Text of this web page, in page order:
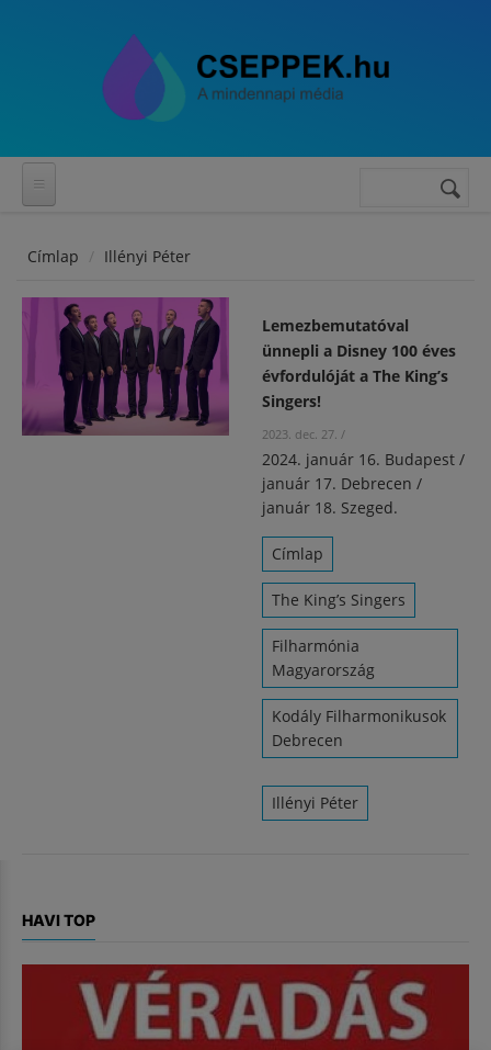
Keresés
Címlap Illényi Péter
Lemezbemutatóval
ünnepli a Disney 100 éves
évfordulóját a The King’s
Singers!
2023. dec. 27. /
2024. január 16. Budapest /
január 17. Debrecen /
január 18. Szeged.
Címlap
The King’s Singers
Filharmónia
Magyarország
Kodály Filharmonikusok
Debrecen
Illényi Péter
HAVI TOP